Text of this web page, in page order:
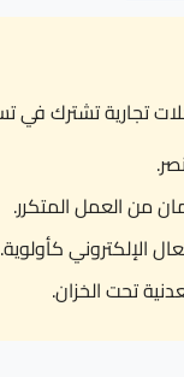
الإلكتروني كأولوية.
تحت الخزان.